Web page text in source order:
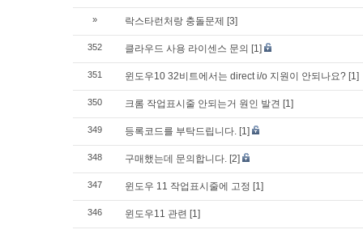
» 락스타런처랑 충돌문제 [3]
352 클라우드 사용 라이센스 문의 [1]
351 윈도우10 32비트에서는 direct i/o 지원이 안되나요? [1]
350 크롬 작업표시줄 안되는거 원인 발견 [1]
349 등록코드를 부탁드립니다. [1]
348 구매했는데 문의합니다. [2]
347 윈도우 11 작업표시줄에 고정 [1]
346 윈도우11 관련 [1]